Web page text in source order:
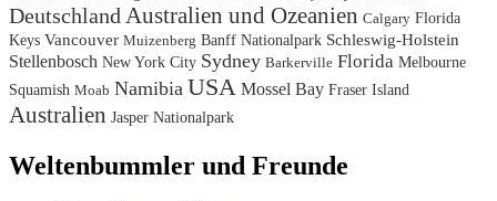
Deutschland Australien und Ozeanien Calgary Florida
Keys Vancouver Muizenberg Banff Nationalpark Schleswig-Holstein
Stellenbosch New York City Sydney Barkerville Florida Melbourne
Squamish Moab Namibia USA Mossel Bay Fraser Island
Australien Jasper Nationalpark
Weltenbummler und Freunde